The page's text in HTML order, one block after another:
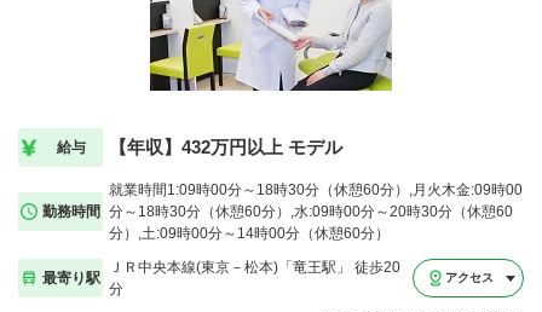
給与 【年収】432万円以上 モデル
勤務時間
就業時間1:09時00分～18時30分（休憩60分）,月火木金:09時00
分～18時30分（休憩60分）,水:09時00分～20時30分（休憩60
分）,土:09時00分～14時00分（休憩60分）
最寄り駅
ＪＲ中央本線(東京－松本)「竜王駅」 徒歩20
分
アクセス